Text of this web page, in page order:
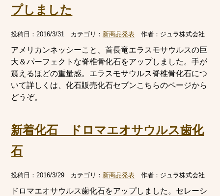
プしました
投稿日：2016/3/31 カテゴリ： 新商品発表 作者： ジュラ株式会社
アメリカンネッシーこと、首長竜エラスモサウルスの巨
大＆パーフェクトな脊椎骨化石をアップしました。手が
震えるほどの重量感。エラスモサウルス脊椎骨化石につ
いて詳しくは、化石販売化石セブンこちらのページから
どうぞ。
新着化石 ドロマエオサウルス歯化
石
投稿日：2016/3/29 カテゴリ： 新商品発表 作者： ジュラ株式会社
ドロマエオサウルス歯化石をアップしました。セレーシ